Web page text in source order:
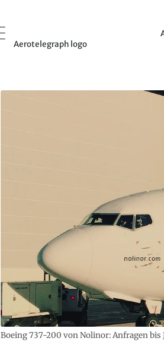
Aerotelegraph logo
Boeing 737-200 von Nolinor: Anfragen bis